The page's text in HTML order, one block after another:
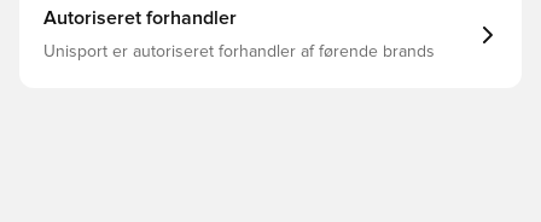
Autoriseret forhandler
Unisport er autoriseret forhandler af førende brands